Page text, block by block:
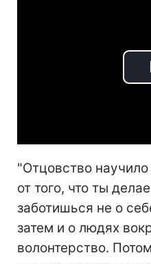
"Отцовство
от того, что ты
заботишься не о
затем и о людях
волонтерство.